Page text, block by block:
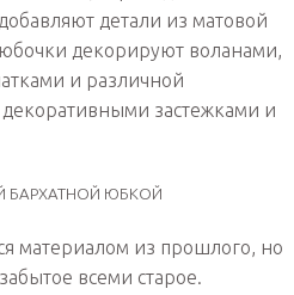
детали из матовой
декорируют воланами,
и различной
застежками и
БАРХАТНОЙ ЮБКОЙ
материалом из прошлого, но
всеми старое.